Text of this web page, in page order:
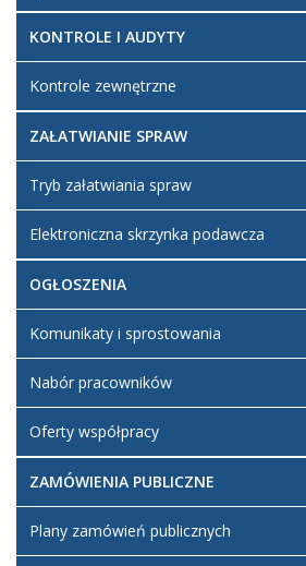
KONTROLE I AUDYTY
Kontrole zewnętrzne
ZAŁATWIANIE SPRAW
Tryb załatwiania spraw
Elektroniczna skrzynka podawcza
OGŁOSZENIA
Komunikaty i sprostowania
Nabór pracowników
Oferty współpracy
ZAMÓWIENIA PUBLICZNE
Plany zamówień publicznych